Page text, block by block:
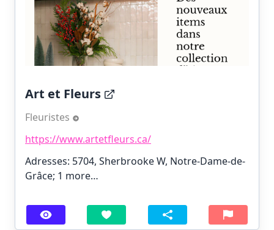
Art et Fleurs
Fleuristes
https://www.artetfleurs.ca/
Adresses: 5704, Sherbrooke W, Notre-Dame-de-
Grâce; 1 more…